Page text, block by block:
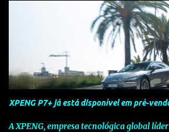
XPENG P7+ já está disponível em pré-
A XPENG, empresa tecnológica global